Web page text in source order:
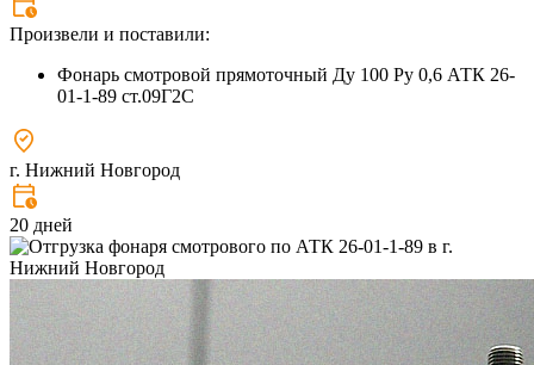
Произвели и поставили:
Фонарь смотровой прямоточный Ду 100 Ру 0,6 АТК 26-
01-1-89 ст.09Г2С
г. Нижний Новгород
20 дней